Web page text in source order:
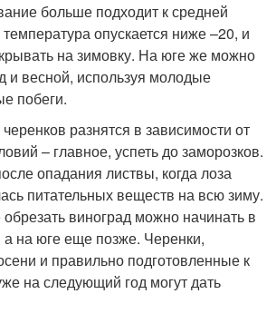
больше подходит к средней
опускается ниже –20, и
на зимовку. На юге же можно
и весной, используя молодые
побеги.
разнятся в зависимости от
– главное, успеть до заморозков.
опадания листвы, когда лоза
питательных веществ на всю зиму.
виноград можно начинать в
а на юге еще позже. Черенки,
и правильно подготовленные к
на следующий год могут дать